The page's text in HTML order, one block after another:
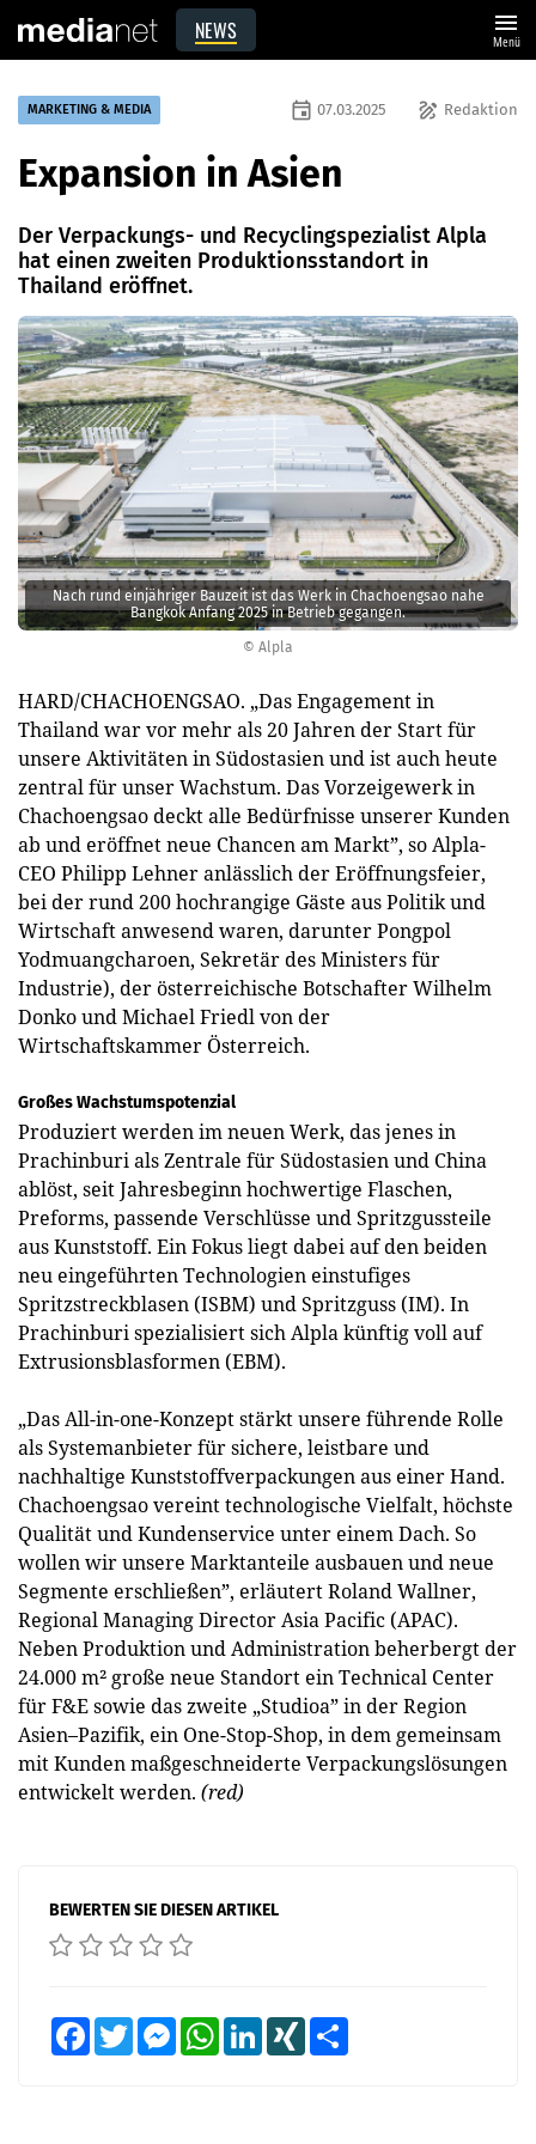
NEWS menu
Menü
© Alpla
Nach rund einjähriger Bauzeit ist das Werk in Chachoengsao nahe
Bangkok Anfang 2025 in Betrieb ­gegangen.
MARKETING & MEDIA draw Redaktion
event 07.03.2025
Expansion in Asien
Der Verpackungs- und Recyclingspezialist Alpla
hat einen zweiten Produktionsstandort in
Thailand eröffnet.
HARD/CHACHOENGSAO. „Das Engagement in
Thailand war vor mehr als 20 Jahren der Start für
unsere Aktivitäten in Südostasien und ist auch heute
zentral für unser Wachstum. Das Vorzeigewerk in
Chachoengsao deckt alle Bedürfnisse unserer Kunden
ab und eröffnet neue Chancen am Markt”, so Alpla-
CEO Philipp Lehner anlässlich der Eröffnungsfeier,
bei der rund 200 hochrangige Gäste aus Politik und
Wirtschaft anwesend waren, darunter Pongpol
Yodmuangcharoen, Sekretär des Ministers für
Industrie), der österreichische Botschafter Wilhelm
Donko und Michael Friedl von der
Wirtschaftskammer Österreich.
Großes Wachstumspotenzial
Produziert werden im neuen Werk, das jenes in
Prachinburi als Zentrale für Südostasien und China
ablöst, seit Jahresbeginn hochwertige Flaschen,
Preforms, passende Verschlüsse und Spritzgussteile
aus Kunststoff. Ein Fokus liegt dabei auf den beiden
neu eingeführten Technologien einstufiges
Spritzstreckblasen (ISBM) und Spritzguss (IM). In
Prachinburi spezialisiert sich Alpla künftig voll auf
Extrusionsblasformen (EBM).
„Das All-in-one-Konzept stärkt unsere führende Rolle
als Systemanbieter für sichere, leistbare und
nachhaltige Kunststoffverpackungen aus einer Hand.
Chachoengsao vereint technologische Vielfalt, höchste
Qualität und Kundenservice unter einem Dach. So
wollen wir unsere Marktanteile ausbauen und neue
Segmente erschließen”, erläutert Roland Wallner,
Regional Managing Director Asia Pacific (APAC).
Neben Produktion und Administration beherbergt der
24.000 m² große neue Standort ein Technical Center
für F&E sowie das zweite „Studioa” in der Region
Asien–Pazifik, ein One-Stop-Shop, in dem gemeinsam
mit Kunden maßgeschneiderte Verpackungslösungen
ent­wickelt werden. (red)
BEWERTEN SIE DIESEN ARTIKEL
FacebookTwitter MessengerWhatsAppLinkedInXING